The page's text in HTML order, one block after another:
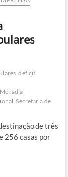
deficit
Moradia
Secretaria de
de três
256 casas por